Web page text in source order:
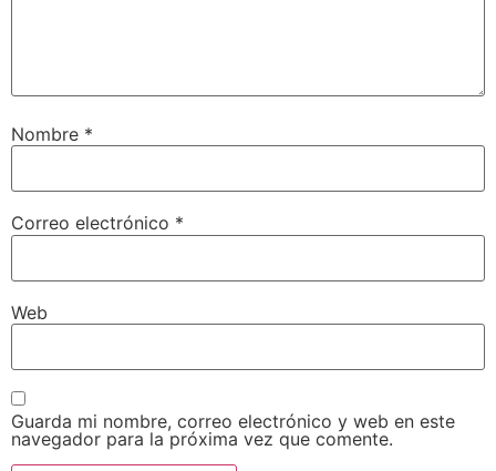
Nombre *
Correo electrónico *
Web
Guarda mi nombre, correo electrónico y web en este
navegador para la próxima vez que comente.